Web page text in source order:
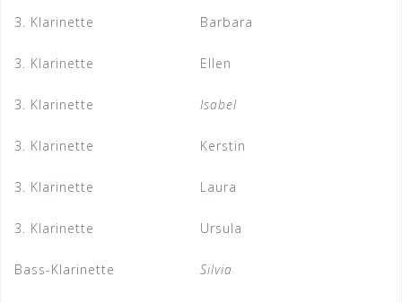
3. Klarinette
3. Klarinette
3. Klarinette
3. Klarinette
3. Klarinette
3. Klarinette
Bass-Klarinette
Barbara
Ellen
Isabel
Kerstin
Laura
Ursula
Silvia